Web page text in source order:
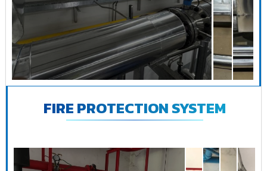
FIRE PROTECTION SYSTEM